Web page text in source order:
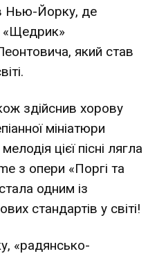
Нью-Йорку, де
«Щедрик»
який став
здійснив хорову
мініатюри
цієї пісні лягла
з опери «Поргі та
одним із
стандартів у світі!
«радянсько-